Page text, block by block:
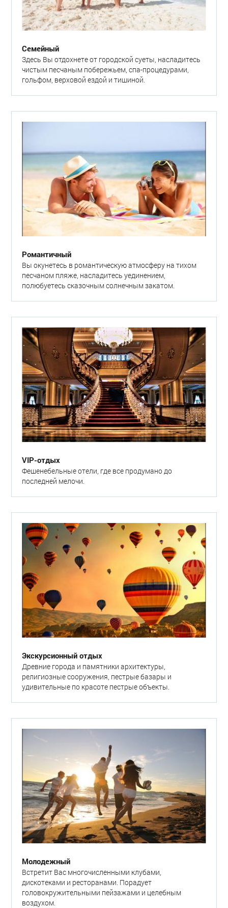
Семейный
Здесь Вы отдохнете от городской суеты, насладитесь
чистым песчаным побережьем, спа-процедурами,
гольфом, верховой ездой и тишиной.
Романтичный
Вы окунетесь в романтическую атмосферу на тихом
песчаном пляже, насладитесь уединением,
полюбуетесь сказочным солнечным закатом.
VIP-отдых
Фешенебельные отели, где все продумано до
последней мелочи.
Экскурсионный отдых
Древние города и памятники архитектуры,
религиозные сооружения, пестрые базары и
удивительные по красоте пестрые объекты.
Молодежный
Встретит Вас многочисленными клубами,
дискотеками и ресторанами. Порадует
головокружительными пейзажами и целебным
воздухом.